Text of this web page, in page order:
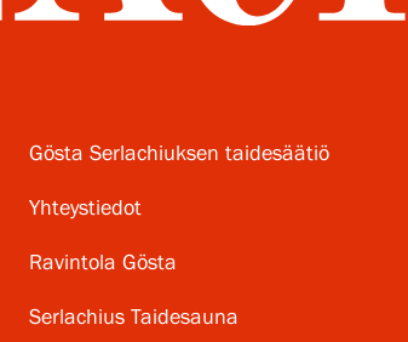
Gösta Serlachiuksen taidesäätiö
Yhteystiedot
Ravintola Gösta
Serlachius Taidesauna